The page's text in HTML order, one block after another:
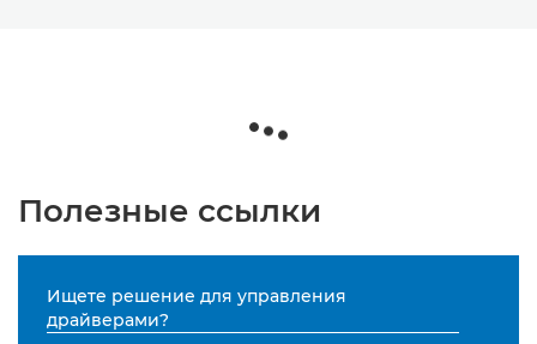
Полезные ссылки
Ищете решение для управления
драйверами?